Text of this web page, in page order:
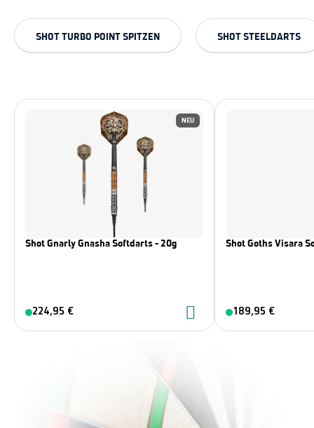
SHOT TURBO POINT SPITZEN SHOT STEELDARTS
NEU
Shot Gnarly Gnasha Softdarts - 20g
224,95 €
Shot Goths Visara
189,95 €